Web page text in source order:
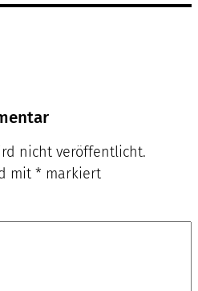
nicht veröffentlicht.
mit * markiert